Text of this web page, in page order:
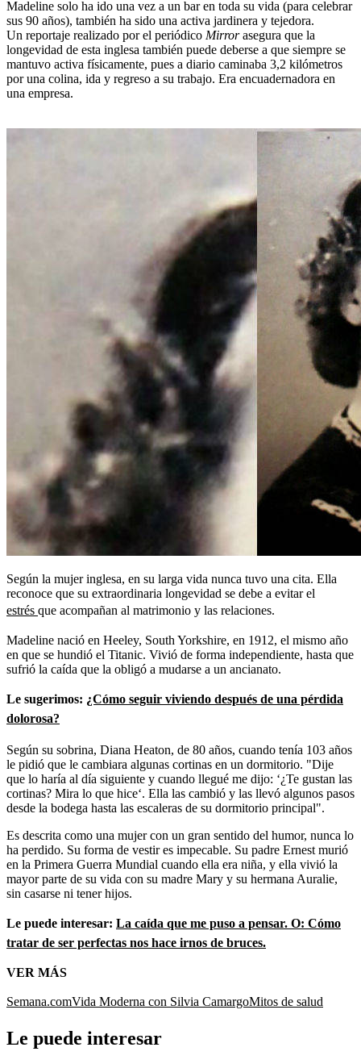
Madeline solo ha ido una vez a un bar en toda su vida (para celebrar
sus 90 años), también ha sido una activa jardinera y tejedora.
Un reportaje realizado por el periódico Mirrorasegura que la
longevidad de esta inglesa también puede deberse a que siempre se
mantuvo activa físicamente, pues a diario caminaba 3,2 kilómetros
por una colina, ida y regreso a su trabajo. Era encuadernadora en
una empresa.
Según la mujer inglesa, en su larga vida nunca tuvo una cita. Ella
reconoce que su extraordinaria longevidad se debe a evitar el
estrés que acompañan al matrimonio y las relaciones.
Madeline nació en Heeley, South Yorkshire, en 1912, el mismo año
en que se hundió el Titanic. Vivió de forma independiente, hasta que
sufrió la caída que la obligó a mudarse a un ancianato.
Le sugerimos: ¿Cómo seguir viviendo después de una pérdida
dolorosa?
Según su sobrina, Diana Heaton, de 80 años, cuando tenía 103 años
le pidió que le cambiara algunas cortinas en un dormitorio. "Dije
que lo haría al día siguiente y cuando llegué me dijo: ‘¿Te gustan las
cortinas? Mira lo que hice‘. Ella las cambió y las llevó algunos pasos
desde la bodega hasta las escaleras de su dormitorio principal".
Es descrita como una mujer con un gran sentido del humor, nunca lo
ha perdido. Su forma de vestir es impecable. Su padre Ernest murió
en la Primera Guerra Mundial cuando ella era niña, y ella vivió la
mayor parte de su vida con su madre Mary y su hermana Auralie,
sin casarse ni tener hijos.
Le puede interesar: La caída que me puso a pensar. O: Cómo
tratar de ser perfectas nos hace irnos de bruces.
VER MÁS
Semana.comVida Moderna con Silvia CamargoMitos de salud
Le puede interesar